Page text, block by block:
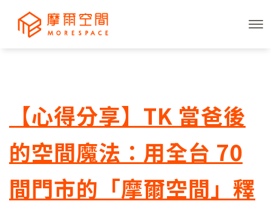
【心得分享】TK 當爸後
的空間魔法：用全台 70
間門市的「摩爾空間」釋